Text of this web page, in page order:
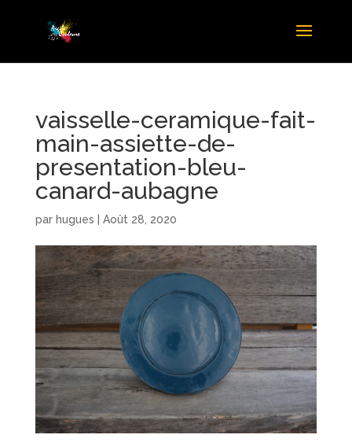
vaisselle-ceramique-fait-
main-assiette-de-
presentation-bleu-
canard-aubagne
par hugues Août 28, 2020